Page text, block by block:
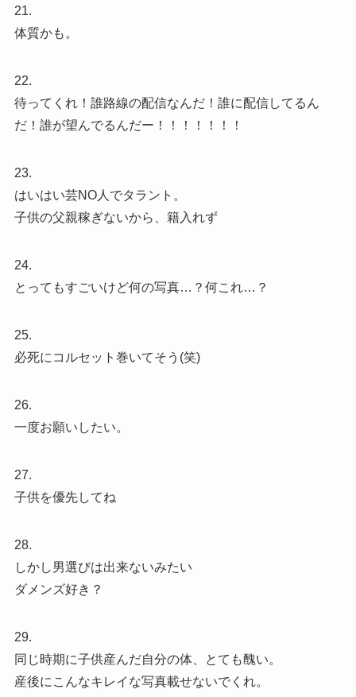
21.
体質かも。
22.
待ってくれ！誰路線の配信なんだ！誰に配信してるん
だ！誰が望んでるんだー！！！！！！！
23.
はいはい芸NO人でタラント。
子供の父親稼ぎないから、籍入れず
24.
とってもすごいけど何の写真…？何これ…？
25.
必死にコルセット巻いてそう(笑)
26.
一度お願いしたい。
27.
子供を優先してね
28.
しかし男選びは出来ないみたい
ダメンズ好き？
29.
同じ時期に子供産んだ自分の体、とても醜い。
産後にこんなキレイな写真載せないでくれ。